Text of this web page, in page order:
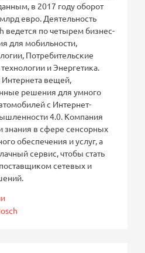
в 2017 году оборот
евро. Деятельность
ведется по четырем бизнес-
для мобильности,
Потребительские
и Энергетика.
Интернета вещей,
решения для умного
с Интернет-
4.0. Компания
знания в сфере сенсорных
обеспечения и услуг, а
сервис, чтобы стать
сетевых и